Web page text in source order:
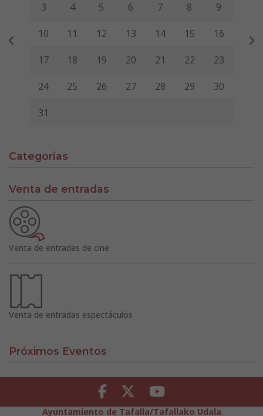
3 4 5 6 7 8 9
10 11 12 13 14 15 16
17 18 19 20 21 22 23
24 25 26 27 28 29 30
31
Categorías
Venta de entradas
Venta de entradas de cine
Venta de entradas espectáculos
Próximos Eventos
Facebook Twitter Youtube
Ayuntamiento de Tafalla/Tafallako Udala